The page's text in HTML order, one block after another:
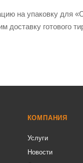
на упаковку для
доставку готового
КОМПАНИЯ
Услуги
Новости